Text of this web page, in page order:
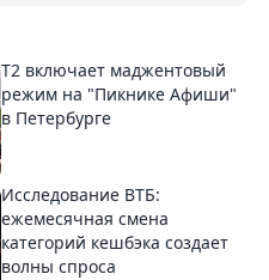
Т2 включает маджентовый
режим на "Пикнике Афиши"
в Петербурге
Исследование ВТБ:
ежемесячная смена
категорий кешбэка создает
волны спроса